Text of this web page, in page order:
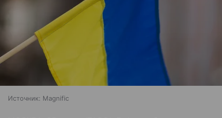
Источник: Magnific